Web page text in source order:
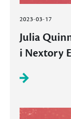
2023-03-17
Julia
i Nextory